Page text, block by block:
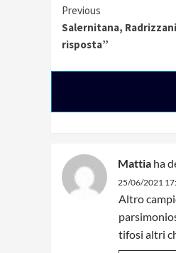
Continue
Reading
Previous
Salernitana,
risposta”
Mattia ha
25/06/2021
Altro
tifosi altri